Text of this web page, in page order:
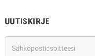
UUTISKIRJE